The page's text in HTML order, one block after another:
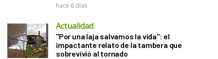
hace 6 días
Actualidad
"Por una laja salvamos la vida": el
impactante relato de la tambera que
sobrevivió al tornado